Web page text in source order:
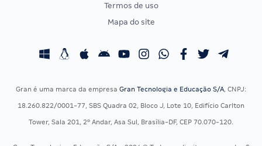
Concursos Fiscais
Concursos Saúde
Calendário OAB
Termos de uso
Mapa do site
Gran é uma marca da empresa Gran Tecnologia e Educação S/A, CNPJ:
18.260.822/0001-77, SBS Quadra 02, Bloco J, Lote 10, Edifício Carlton
Tower, Sala 201, 2º Andar, Asa Sul, Brasília-DF, CEP 70.070-120.